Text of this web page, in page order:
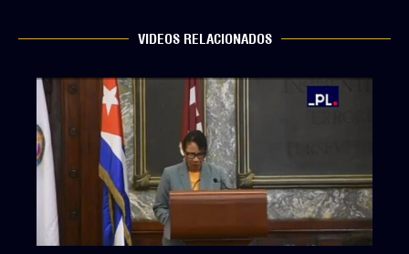
VIDEOS RELACIONADOS